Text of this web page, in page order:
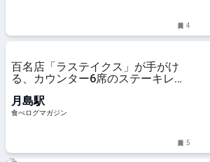
4
百名店「ラステイクス」が手がけ
る、カウンター6席のステーキレス
ガジン
月島駅
食べログマガジン
5